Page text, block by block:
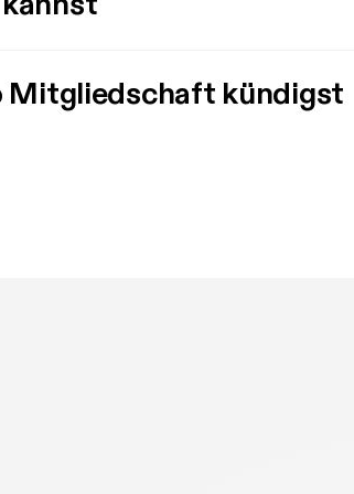
Mitgliedschaft kündigst